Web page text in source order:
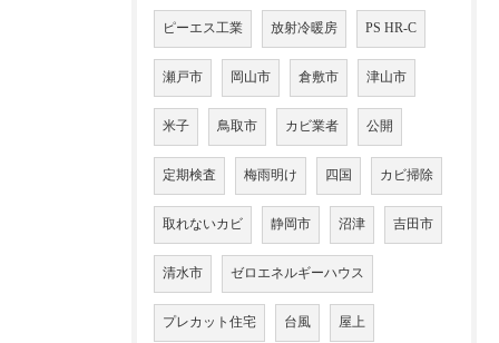
ピーエス工業 放射冷暖房 PS HR-C
瀬戸市 岡山市 倉敷市 津山市
米子 鳥取市 カビ業者 公開
定期検査 梅雨明け 四国 カビ掃除
取れないカビ 静岡市 沼津 吉田市
清水市 ゼロエネルギーハウス
プレカット住宅 台風 屋上